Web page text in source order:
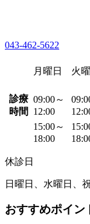
043-462-5622
月曜日 火
診療
時間
09:00～
12:00
15:00～
18:00
休診日
日曜日、水曜日、
おすすめポイン